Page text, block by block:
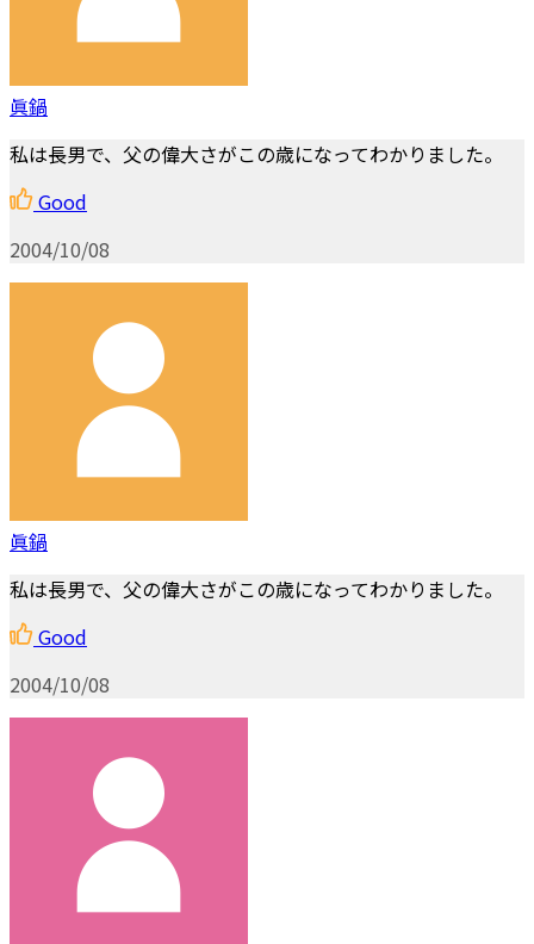
眞鍋
私は長男で、父の偉大さがこの歳になってわかりました。
Good
2004/10/08
眞鍋
私は長男で、父の偉大さがこの歳になってわかりました。
Good
2004/10/08